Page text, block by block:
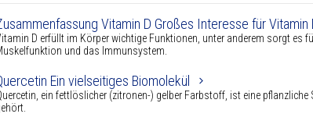
Vitamin D Großes Interesse für Vitamin
D erfüllt im Körper wichtige Funktionen, unter anderem sorgt es
und das Immunsystem.
Ein vielseitiges Biomolekül
ein fettlöslicher (zitronen-) gelber Farbstoff, ist eine